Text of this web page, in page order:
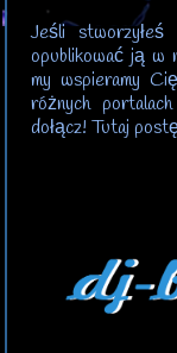
Jeśli stworzyłeś
opublikować ją w
my wspieramy
różnych
dołącz! Tutaj